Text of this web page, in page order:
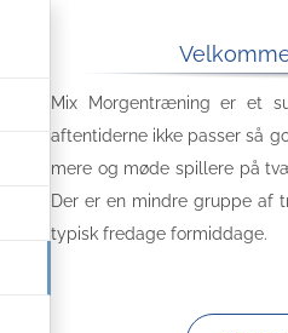
Mix Morgentræning er et
aftentiderne ikke passer så
mere og møde spillere på
Der er en mindre gruppe
typisk fredage formiddage.